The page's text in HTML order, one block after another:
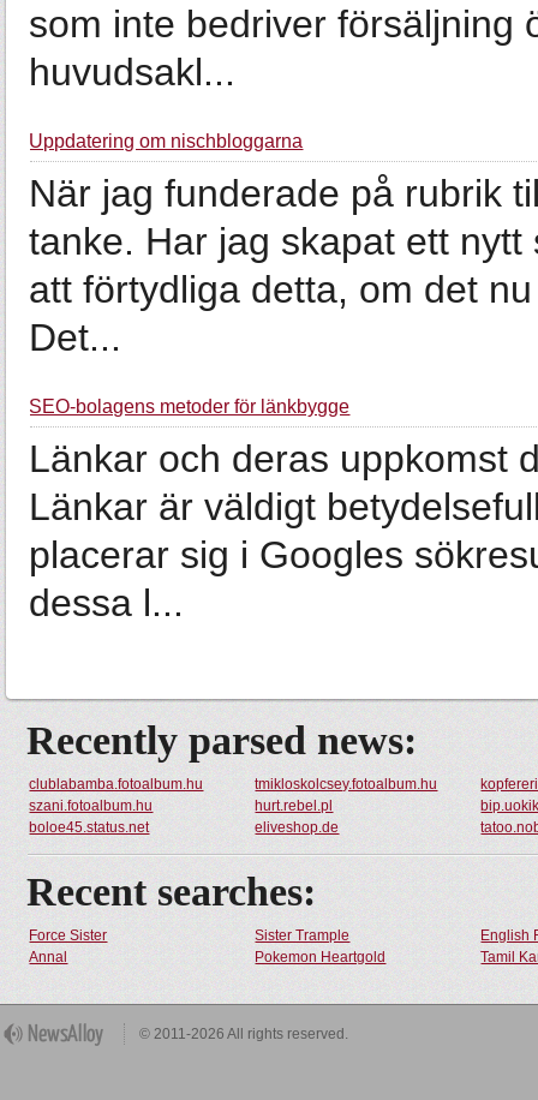
som inte bedriver försäljning
huvudsakl...
Uppdatering om nischbloggarna
När jag funderade på rubrik
tanke. Har jag skapat ett
att förtydliga detta, om det
Det...
SEO-bolagens metoder för länkbygge
Länkar och deras uppkomst
Länkar är väldigt
placerar sig i Googles
dessa l...
Recently parsed news:
clublabamba.fotoalbum.hu tmikloskolcsey.fotoalbum.hu
szani.fotoalbum.hu
hurt.rebel.pl
boloe45.status.net
eliveshop.de
Recent searches:
Force Sister Sister Trample
English
Annal
Pokemon Heartgold Tamil
© 2011-2026 All rights reserved.